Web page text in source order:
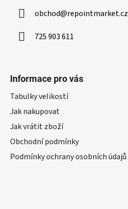
obchod@repointmarket.cz
725 903 611
Informace pro vás
Tabulky velikostí
Jak nakupovat
Jak vrátit zboží
Obchodní podmínky
Podmínky ochrany osobních údajů